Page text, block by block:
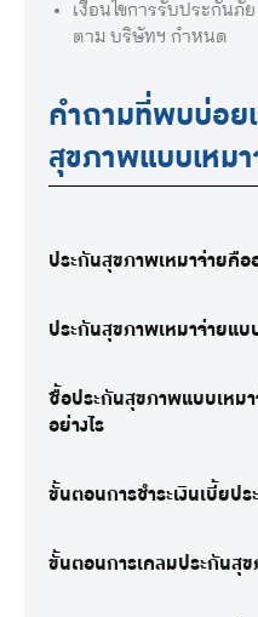
เงื่อนไขการรับประกันภั
ตาม บริษัทฯ กำหนด
คำถามที่พบบ่อย
สุขภาพแบบเหม
ประกันสุขภาพเหมาจ่ายคือ
ประกันสุขภาพเหมาจ่ายแ
ซื้อประกันสุขภาพแบบเหม
อย่างไร
ขั้นตอนการชำระเงินเบี้ยปร
ขั้นตอนการเคลมประกันสุ